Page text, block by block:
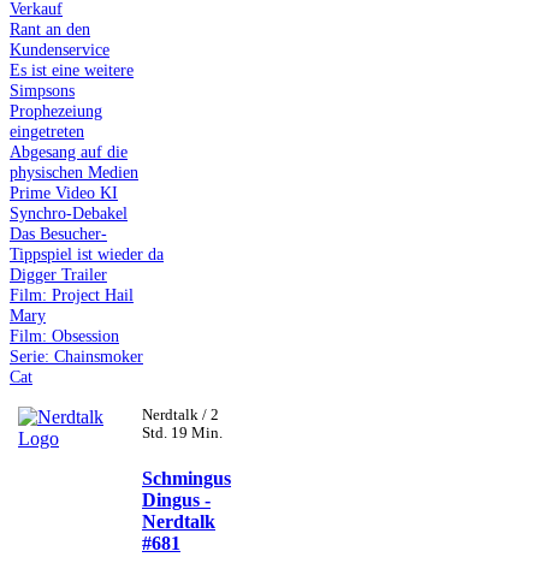
Verkauf
Rant an den
Kundenservice
Es ist eine weitere
Simpsons
Prophezeiung
eingetreten
Abgesang auf die
physischen Medien
Prime Video KI
Synchro-Debakel
Das Besucher-
Tippspiel ist wieder da
Digger Trailer
Film: Project Hail
Mary
Film: Obsession
Serie: Chainsmoker
Cat
Nerdtalk / 2
Std. 19 Min.
Schmingus
Dingus -
Nerdtalk
#681